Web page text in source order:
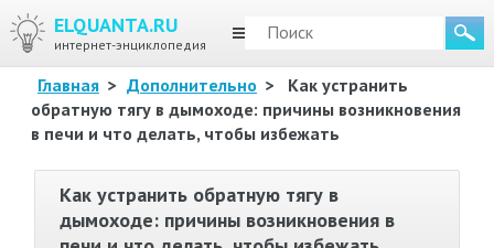
ELQUANTA.RU
интернет-энциклопедия
МЕНЮ
Главная > Дополнительно >
Как устранить
обратную тягу в дымоходе: причины возникновения
в печи и что делать, чтобы избежать
Как устранить обратную тягу в
дымоходе: причины возникновения в